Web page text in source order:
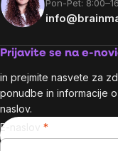
Pon-Pet:
Prijavite se na e-
in prejmite nasvete za
ponudbe in informacije
naslov.
E-naslov